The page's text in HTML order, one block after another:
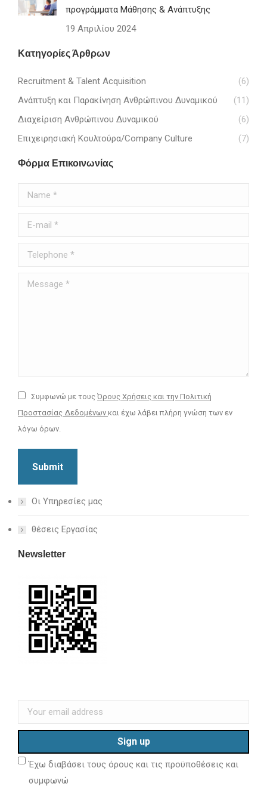
προγράμματα Μάθησης & Ανάπτυξης
19 Απριλίου 2024
Κατηγορίες Άρθρων
Recruitment & Talent Acquisition
(6)
Ανάπτυξη και Παρακίνηση Ανθρώπινου Δυναμικού
(11)
Διαχείριση Ανθρώπινου Δυναμικού
(6)
Επιχειρησιακή Κουλτούρα/Company Culture
(7)
Φόρμα Επικοινωνίας
Name *
E-mail *
Telephone *
Message *
Συμφωνώ με τους Όρους Χρήσεις και την Πολιτική
Προστασίας Δεδομένων και έχω λάβει πλήρη γνώση των εν
λόγω όρων.
Submit
Οι Υπηρεσίες μας
θέσεις Εργασίας
Newsletter
Έχω διαβάσει τους όρους και τις προϋποθέσεις και
συμφωνώ